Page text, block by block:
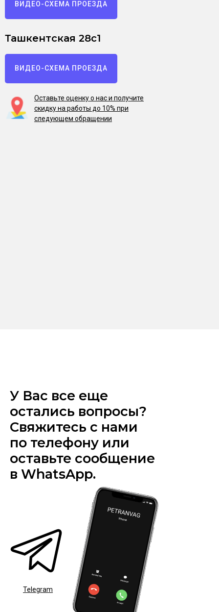
ВИДЕО-СХЕМА ПРОЕЗДА
Ташкентская 28с1
ВИДЕО-СХЕМА ПРОЕЗДА
Оставьте оценку о нас и получите
скидку на работы до 10% при
следующем обращении
У Вас все еще
остались вопросы?
Свяжитесь с нами
по телефону или
оставьте сообщение
в WhatsApp.
Telegram